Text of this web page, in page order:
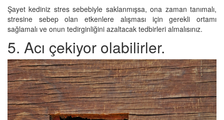
Şayet kediniz stres sebebiyle saklanmışsa, ona zaman tanımalı,
stresine sebep olan etkenlere alışması için gerekli ortamı
sağlamalı ve onun tedirginliğini azaltacak tedbirleri almalısınız.
5. Acı çekiyor olabilirler.